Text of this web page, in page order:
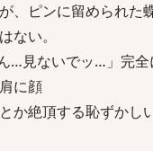
、ピンに留められた
ない。
…見ないでッ…」完全
に顔
か絶頂する恥ずかし